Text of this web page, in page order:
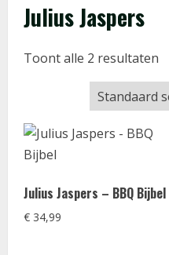
Julius Jaspers
Toont alle 2 resultaten
Julius Jaspers – BBQ Bijbel
€ 34,99